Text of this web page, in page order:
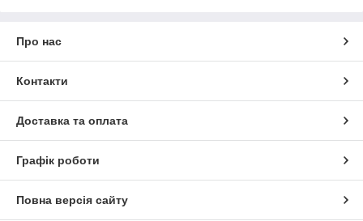
Про нас
Контакти
Доставка та оплата
Графік роботи
Повна версія сайту